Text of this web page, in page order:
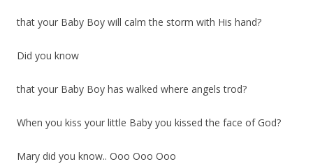
that your Baby Boy will calm the storm with His hand?
Did you know
that your Baby Boy has walked where angels trod?
When you kiss your little Baby you kissed the face of God?
Mary did you know.. Ooo Ooo Ooo